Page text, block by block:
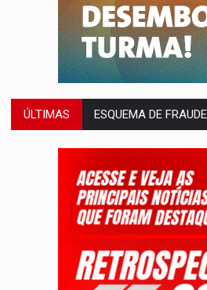
ÚLTIMAS
ASSESSOR
CONEXÃO
DA RECICLAGEM AO
RO
FORTALECIMENTO: